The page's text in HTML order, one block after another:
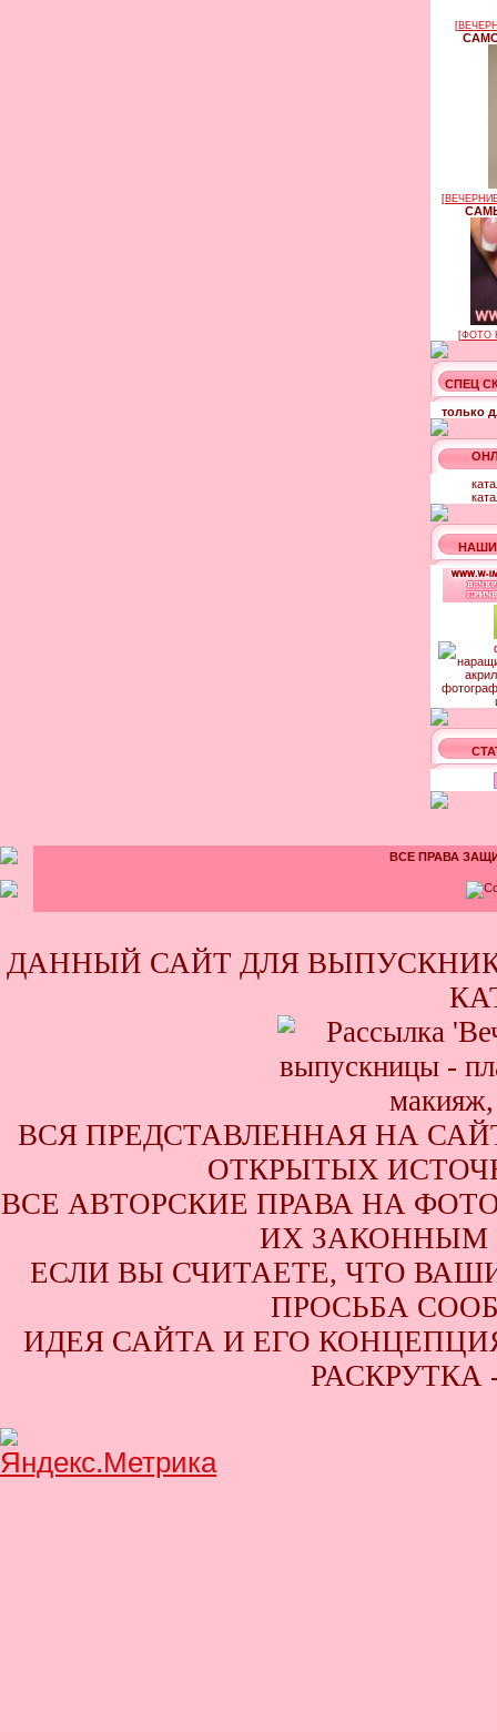
[
[
[ФОТО
СПЕЦ
только
ВСЕ ПРАВА
ДАННЫЙ САЙТ ДЛЯ
ВСЯ ПРЕДСТАВЛЕННАЯ НА
ОТКРЫТЫХ
ВСЕ АВТОРСКИЕ ПРАВА НА
ИХ ЗАКОННЫМ
ЕСЛИ ВЫ СЧИТАЕТЕ, ЧТО
ПРОСЬБА
ИДЕЯ САЙТА И ЕГО КОНЦЕПЦИЯ
РАСКРУТКА -